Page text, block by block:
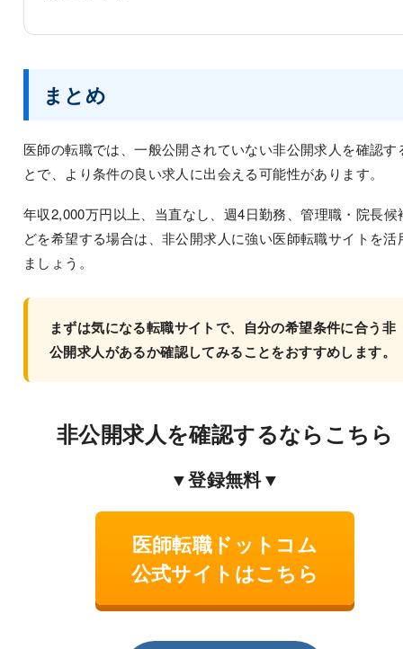
まとめ
医師の転職では、一般公開されていない非公開求人を確認す
とで、より条件の良い求人に出会える可能性があります。
年収2,000万円以上、当直なし、週4日勤務、管理職・院長候
どを希望する場合は、非公開求人に強い医師転職サイトを活
ましょう。
まずは気になる転職サイトで、自分の希望条件に合う非
公開求人があるか確認してみることをおすすめします。
非公開求人を確認するならこちら
▼登録無料▼
医師転職ドットコム
公式サイトはこちら